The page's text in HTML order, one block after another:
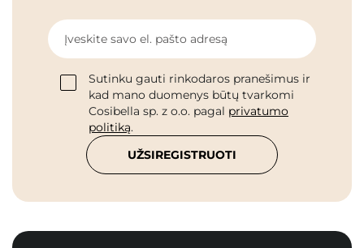
Įveskite savo el. pašto adresą
Sutinku gauti rinkodaros pranešimus ir
kad mano duomenys būtų tvarkomi
Cosibella sp. z o.o. pagal privatumo
politiką.
UŽSIREGISTRUOTI